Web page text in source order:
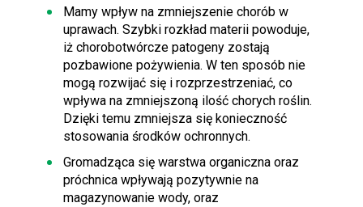
Mamy wpływ na zmniejszenie chorób w
uprawach. Szybki rozkład materii powoduje,
iż chorobotwórcze patogeny zostają
pozbawione pożywienia. W ten sposób nie
mogą rozwijać się i rozprzestrzeniać, co
wpływa na zmniejszoną ilość chorych roślin.
Dzięki temu zmniejsza się konieczność
stosowania środków ochronnych.
Gromadząca się warstwa organiczna oraz
próchnica wpływają pozytywnie na
magazynowanie wody, oraz